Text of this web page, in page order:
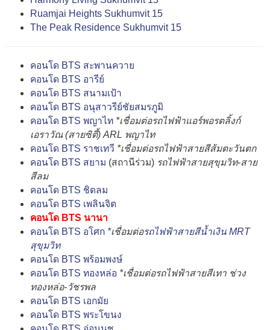
Ruamjai Heights Sukhumvit 15
The Peak Residence Sukhumvit 15
คอนโด BTS สะพานควาย
คอนโด BTS อารีย์
คอนโด BTS สนามเป้า
คอนโด BTS อนุสาวรีย์ชัยสมรภูมิ
คอนโด BTS พญาไท *เชื่อมต่อรถไฟฟ้าแอร์พอรตลิ้งก์
เอราวัณ (สายซิตี้) ARL พญาไท
คอนโด BTS ราชเทวี *เชื่อมต่อรถไฟฟ้าสายสีส้มตะวันตก
คอนโด BTS สยาม (สถานีร่วม) รถไฟฟ้าสายสุขุมวิท-สาย
สีลม
คอนโด BTS ชิดลม
คอนโด BTS เพลินจิต
คอนโด BTS นานา
คอนโด BTS อโศก *เชื่อมต่อรถไฟฟ้าสายสีน้ำเงิน MRT
สุขุมวิท
คอนโด BTS พร้อมพงษ์
คอนโด BTS ทองหล่อ *เชื่อมต่อรถไฟฟ้าสายสีเทา ช่วง
ทองหล่อ-วัชรพล
คอนโด BTS เอกมัย
คอนโด BTS พระโขนง